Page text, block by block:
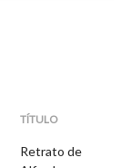
TÍTULO
Retrato de